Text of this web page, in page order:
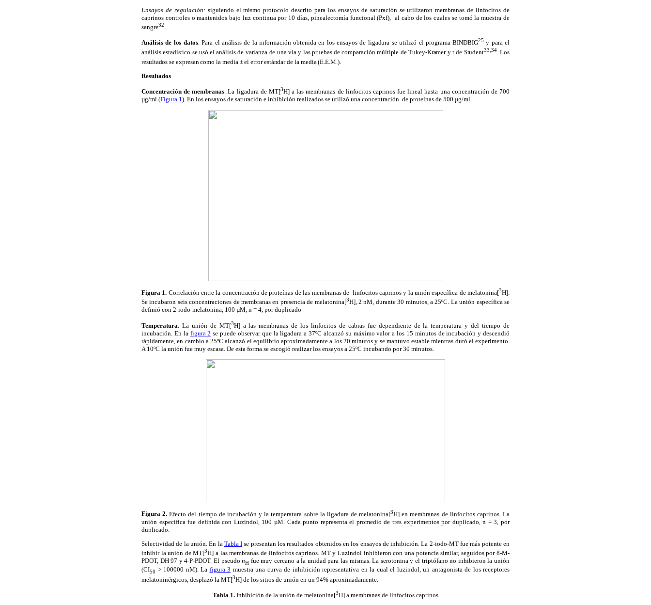
Ensayos de regulación:siguiendo el mismo protocolo descrito para los ensayos de saturación se utilizaron membranas de linfocitos de
caprinos controles o mantenidos bajo luz continua por 10 días, pinealectomía funcional (Pxf),
al cabo de los cuales se tomó la muestra de
sangre32
Análisis de los datos. Para el análisis de la información obtenida en los ensayos de ligadura se utilizó el programa BINDBIG25 y para el
análisis estadístico se usó el análisis de varianza de una vía y las pruebas de comparación múltiple de Tukey-Kramer y t de Student33,34. Los
resultados se expresan como la media ± el error estándar de la media (E.E.M.).
Resultados
Concentración de membranas. La ligadura de MT[3H] a las membranas de linfocitos caprinos fue lineal hasta una concentración de 700
µg/ml (Figura 1). En los ensayos de saturación e inhibición realizados se utilizó una concentración de proteínas de 500 µg/ml.
Figura 1. Correlación entre la concentración de proteínas de las membranas de linfocitos caprinos y la unión específica de melatonina[3H].
Se incubaron seis concentraciones de membranas en presencia de melatonina[3H], 2 nM, durante 30 minutos, a 25ºC. La unión específica se
definió con 2-iodo-melatonina, 100 µM, n = 4, por duplicado
Temperatura. La unión de MT[3H] a las membranas de los linfocitos de cabras fue dependiente de la temperatura y del tiempo de
incubación. En la figura 2 se puede observar que la ligadura a 37ºC alcanzó su máximo valor a los 15 minutos de incubación y descendió
rápidamente, en cambio a 25ºC alcanzó el equilibrio aproximadamente a los 20 minutos y se mantuvo estable mientras duró el experimento.
A 10ºC la unión fue muy escasa. De esta forma se escogió realizar los ensayos a 25ºC incubando por 30 minutos.
Figura 2. Efecto del tiempo de incubación y la temperatura sobre la ligadura de melatonina[3H] en membranas de linfocitos caprinos. La
unión específica fue definida con Luzindol, 100 µM. Cada punto representa el promedio de tres experimentos por duplicado, n = 3, por
duplicado.
Selectividad de la unión. En la Tabla I se presentan los resultados obtenidos en los ensayos de inhibición. La 2-iodo-MT fue más potente en
inhibir la unión de MT[3H] a las membranas de linfocitos caprinos. MT y Luzindol inhibieron con una potencia similar, seguidos por 8-M-
PDOT, DH 97 y 4-P-PDOT. El pseudonH fue muy cercano a la unidad para las mismas. La serotonina y el triptófano no inhibieron la unión
(CI50 > 100000 nM). La figura 3 muestra una curva de inhibición representativa en la cual el luzindol, un antagonista de los receptores
melatoninérgicos, desplazó la MT[3H] de los sitios de unión en un 94% aproximadamente.
Tabla 1. Inhibición de la unión de melatonina[3H] a membranas de linfocitos caprinos